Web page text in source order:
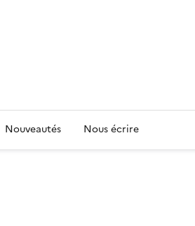
Nouveautés Nous écrire